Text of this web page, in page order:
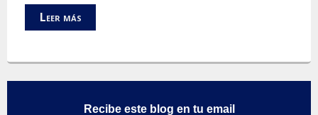
Leer más
Recibe este blog en tu email